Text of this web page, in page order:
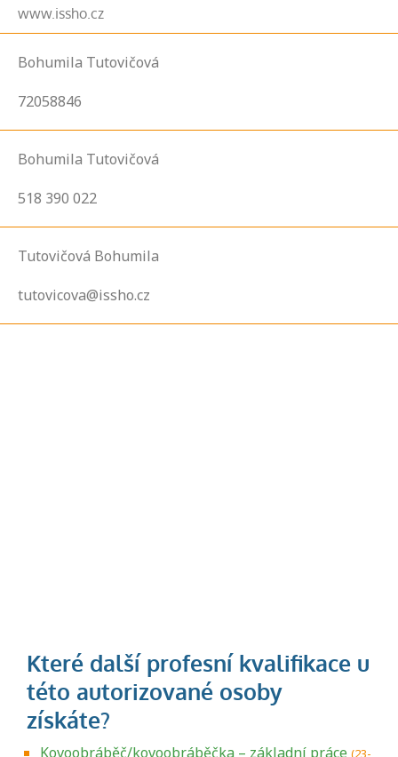
www.issho.cz
Bohumila Tutovičová
72058846
Bohumila Tutovičová
518 390 022
Tutovičová Bohumila
tutovicova@issho.cz
Kovoobráběč/kovoobráběčka – základní práce (23-